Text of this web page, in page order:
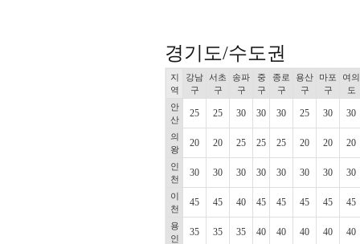
경기도/수도권
지
역
강남
구
서초
구
송파
구
중
구
종로
구
용산
구
마포
구
여의
도
안
산
25 25 30 30 30 25 30 30
의
왕
20 20 25 25 25 20 20 20
인
천
30 30 30 30 30 30 30 30
이
천
45 45 40 45 45 45 45 45
용
인
35 35 35 40 40 40 40 40